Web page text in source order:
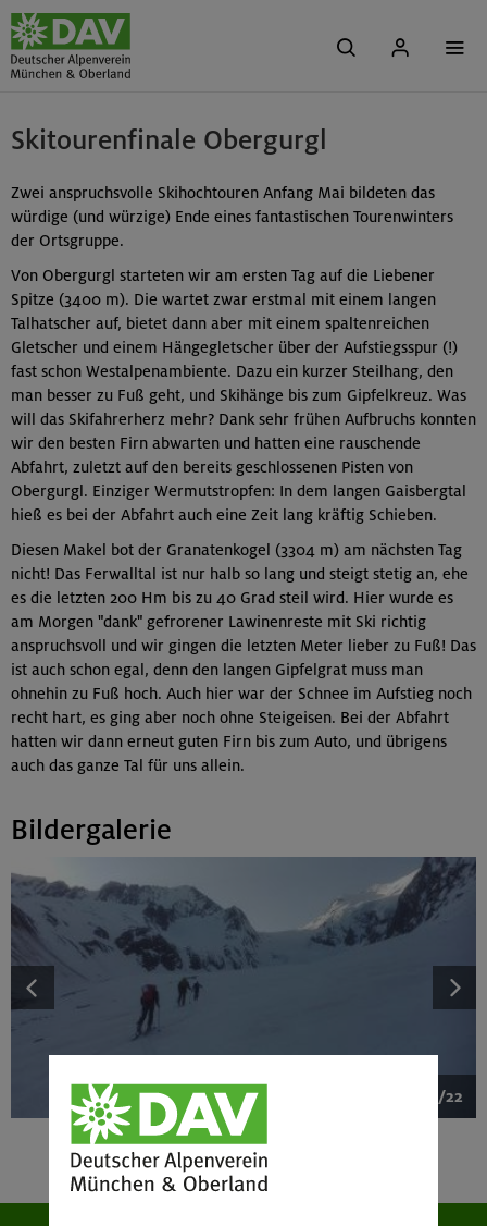
Skitourenfinale Obergurgl
Zwei anspruchsvolle Skihochtouren Anfang Mai bildeten das
würdige (und würzige) Ende eines fantastischen Tourenwinters
der Ortsgruppe.
Von Obergurgl starteten wir am ersten Tag auf die Liebener
Spitze (3400 m). Die wartet zwar erstmal mit einem langen
Talhatscher auf, bietet dann aber mit einem spaltenreichen
Gletscher und einem Hängegletscher über der Aufstiegsspur (!)
fast schon Westalpenambiente. Dazu ein kurzer Steilhang, den
man besser zu Fuß geht, und Skihänge bis zum Gipfelkreuz. Was
will das Skifahrerherz mehr? Dank sehr frühen Aufbruchs konnten
wir den besten Firn abwarten und hatten eine rauschende
Abfahrt, zuletzt auf den bereits geschlossenen Pisten von
Obergurgl. Einziger Wermutstropfen: In dem langen Gaisbergtal
hieß es bei der Abfahrt auch eine Zeit lang kräftig Schieben.
Diesen Makel bot der Granatenkogel (3304 m) am nächsten Tag
nicht! Das Ferwalltal ist nur halb so lang und steigt stetig an, ehe
es die letzten 200 Hm bis zu 40 Grad steil wird. Hier wurde es
am Morgen "dank" gefrorener Lawinenreste mit Ski richtig
anspruchsvoll und wir gingen die letzten Meter lieber zu Fuß! Das
ist auch schon egal, denn den langen Gipfelgrat muss man
ohnehin zu Fuß hoch. Auch hier war der Schnee im Aufstieg noch
recht hart, es ging aber noch ohne Steigeisen. Bei der Abfahrt
hatten wir dann erneut guten Firn bis zum Auto, und übrigens
auch das ganze Tal für uns allein.
Bildergalerie
1/22